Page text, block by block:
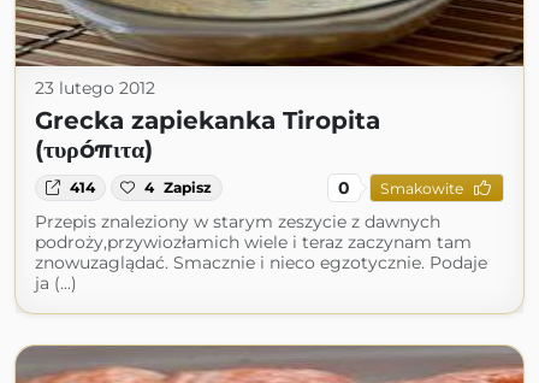
23 lutego 2012
Grecka zapiekanka Tiropita
(τυρóπιτα)
414 4 Zapisz 0 Smakowite
Przepis znaleziony w starym zeszycie z dawnych
podroży,przywiozłamich wiele i teraz zaczynam tam
znowuzaglądać. Smacznie i nieco egzotycznie. Podaje
ja (...)